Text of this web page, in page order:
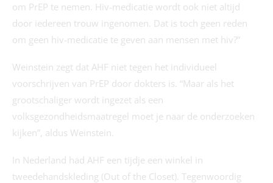
om PrEP te nemen. Hiv-medicatie wordt ook niet altijd
door iedereen trouw ingenomen. Dat is toch geen reden
om geen hiv-medicatie te geven aan mensen met hiv?”
Weinstein zegt dat AHF niet tegen het individueel
voorschrijven van PrEP door dokters is. “Maar als het
grootschaliger wordt ingezet als een
volksgezondheidsmaatregel moet je naar de onderzoeken
kijken”, aldus Weinstein.
In Nederland had AHF een tijdje een winkel in
tweedehandskleding (Out of the Closet). Tegenwoordig